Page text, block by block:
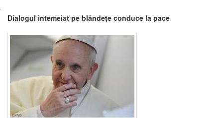
Dialogul întemeiat pe blândeţe conduce la pace